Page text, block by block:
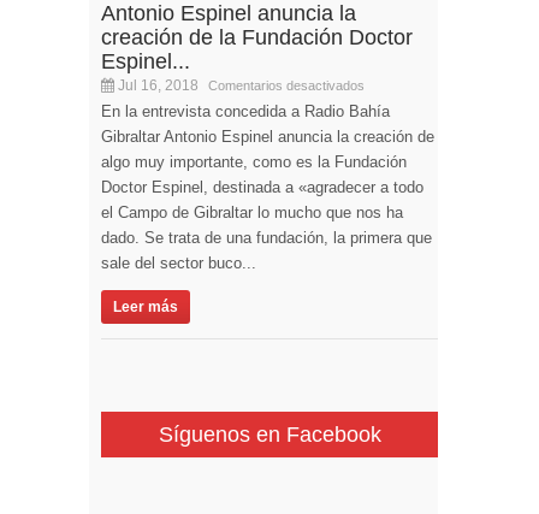
Antonio Espinel anuncia la
creación de la Fundación Doctor
Espinel...
Jul 16, 2018 Comentarios desactivados
En la entrevista concedida a Radio Bahía
Gibraltar Antonio Espinel anuncia la creación de
algo muy importante, como es la Fundación
Doctor Espinel, destinada a «agradecer a todo
el Campo de Gibraltar lo mucho que nos ha
dado. Se trata de una fundación, la primera que
sale del sector buco...
Leer más
Síguenos en Facebook